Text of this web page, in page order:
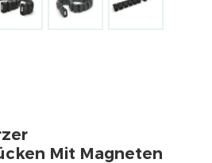
Mit Magneten